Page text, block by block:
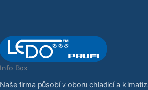
Info Box
Naše firma působí v oboru chladicí a